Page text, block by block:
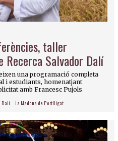
taller
Recerca Salvador Dalí
una programació completa
i estudiants, homenatjant
amb Francesc Pujols
Dalí La Madona de Portlligat